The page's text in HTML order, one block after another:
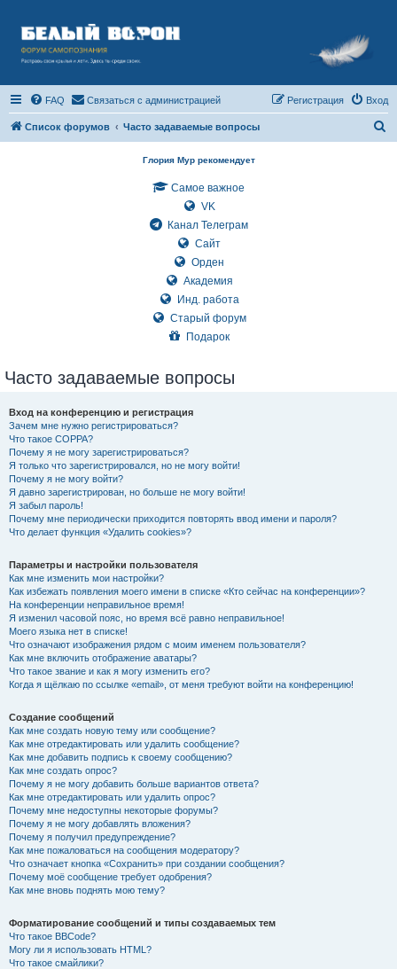
FAQ Связаться с администрацией Вход
Регистрация
Список форумов Часто задаваемые вопросы
Глория Мур рекомендует
Самое важное
VK
Канал Телеграм
Сайт
Орден
Академия
Инд. работа
Старый форум
Подарок
Часто задаваемые вопросы
Вход на конференцию и регистрация
Зачем мне нужно регистрироваться?
Что такое COPPA?
Почему я не могу зарегистрироваться?
Я только что зарегистрировался, но не могу войти!
Почему я не могу войти?
Я давно зарегистрирован, но больше не могу войти!
Я забыл пароль!
Почему мне периодически приходится повторять ввод имени и пароля?
Что делает функция «Удалить cookies»?
Параметры и настройки пользователя
Как мне изменить мои настройки?
Как избежать появления моего имени в списке «Кто сейчас на конференции»?
На конференции неправильное время!
Я изменил часовой пояс, но время всё равно неправильное!
Моего языка нет в списке!
Что означают изображения рядом с моим именем пользователя?
Как мне включить отображение аватары?
Что такое звание и как я могу изменить его?
Когда я щёлкаю по ссылке «email», от меня требуют войти на конференцию!
Создание сообщений
Как мне создать новую тему или сообщение?
Как мне отредактировать или удалить сообщение?
Как мне добавить подпись к своему сообщению?
Как мне создать опрос?
Почему я не могу добавить больше вариантов ответа?
Как мне отредактировать или удалить опрос?
Почему мне недоступны некоторые форумы?
Почему я не могу добавлять вложения?
Почему я получил предупреждение?
Как мне пожаловаться на сообщения модератору?
Что означает кнопка «Сохранить» при создании сообщения?
Почему моё сообщение требует одобрения?
Как мне вновь поднять мою тему?
Форматирование сообщений и типы создаваемых тем
Что такое BBCode?
Могу ли я использовать HTML?
Что такое смайлики?